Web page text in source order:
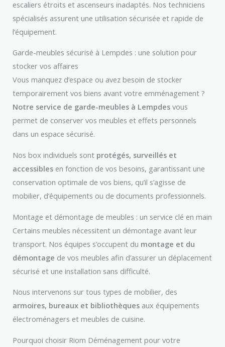
escaliers étroits et ascenseurs inadaptés. Nos techniciens
spécialisés assurent une utilisation sécurisée et rapide de
l’équipement.
Garde-meubles sécurisé à Lempdes : une solution pour
stocker vos affaires
Vous manquez d’espace ou avez besoin de stocker
temporairement vos biens avant votre emménagement ?
Notre service de garde-meubles à Lempdes vous
permet de conserver vos meubles et effets personnels
dans un espace sécurisé.
Nos box individuels sont protégés, surveillés et
accessibles en fonction de vos besoins, garantissant une
conservation optimale de vos biens, qu’il s’agisse de
mobilier, d’équipements ou de documents professionnels.
Montage et démontage de meubles : un service clé en main
Certains meubles nécessitent un démontage avant leur
transport. Nos équipes s’occupent du montage et du
démontage de vos meubles afin d’assurer un déplacement
sécurisé et une installation sans difficulté.
Nous intervenons sur tous types de mobilier, des
armoires, bureaux et bibliothèques aux équipements
électroménagers et meubles de cuisine.
Pourquoi choisir Riom Déménagement pour votre